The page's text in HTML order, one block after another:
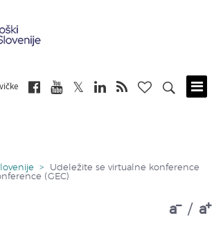
>
Udeležite se virtualne konference
(GEC)
a / a